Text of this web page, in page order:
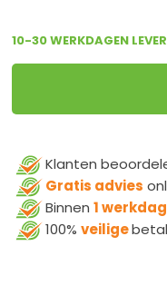
10-30 WERKDAGEN
Klanten
Gratis advies
Binnen 1 werkdag
100% veilige